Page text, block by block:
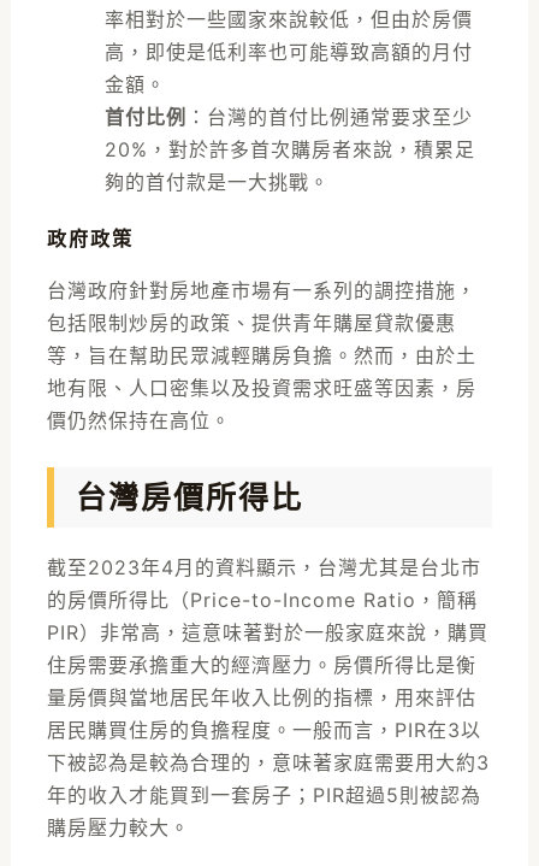
率相對於一些國家來說較低，但由於房價
高，即使是低利率也可能導致高額的月付
金額。
首付比例 ：台灣的首付比例通常要求至少
20%，對於許多首次購房者來說，積累足
夠的首付款是一大挑戰。
政府政策
台灣政府針對房地產市場有一系列的調控措施，
包括限制炒房的政策、提供青年購屋貸款優惠
等，旨在幫助民眾減輕購房負擔。然而，由於土
地有限、人口密集以及投資需求旺盛等因素，房
價仍然保持在高位。
台灣房價所得比
截至2023年4月的資料顯示，台灣尤其是台北市
的房價所得比（Price-to-Income Ratio，簡稱
PIR）非常高，這意味著對於一般家庭來說，購買
住房需要承擔重大的經濟壓力。房價所得比是衡
量房價與當地居民年收入比例的指標，用來評估
居民購買住房的負擔程度。一般而言，PIR在3以
下被認為是較為合理的，意味著家庭需要用大約3
年的收入才能買到一套房子；PIR超過5則被認為
購房壓力較大。